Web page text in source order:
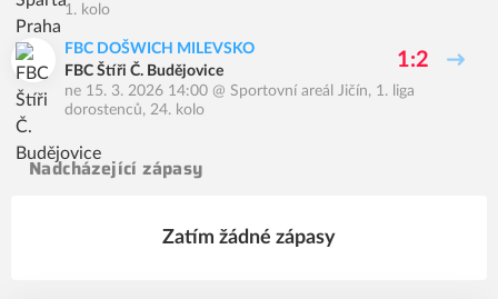
1. kolo
FBC DOŠWICH MILEVSKO
FBC Štíři Č. Budějovice
1:2
ne 15. 3. 2026 14:00 @ Sportovní areál Jičín, 1. liga
dorostenců, 24. kolo
Nadcházející zápasy
Zatím žádné zápasy